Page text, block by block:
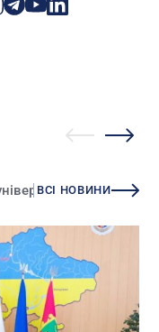
Зміни
ВСІ НОВИНИ